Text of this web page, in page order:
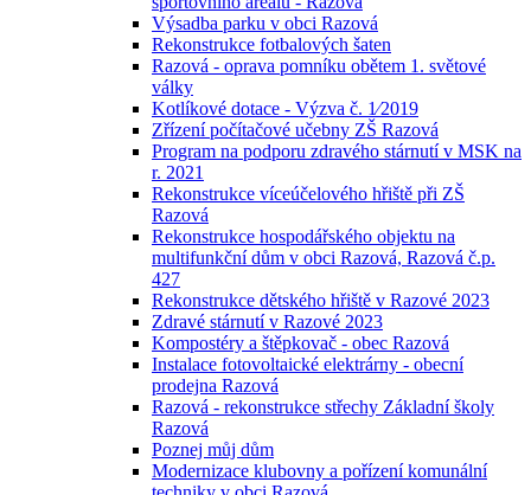
Výsadba parku v obci Razová
Rekonstrukce fotbalových šaten
Razová - oprava pomníku obětem 1. světové
války
Kotlíkové dotace - Výzva č. 1⁄2019
Zřízení počítačové učebny ZŠ Razová
Program na podporu zdravého stárnutí v MSK na
r. 2021
Rekonstrukce víceúčelového hřiště při ZŠ
Razová
Rekonstrukce hospodářského objektu na
multifunkční dům v obci Razová, Razová č.p.
427
Rekonstrukce dětského hřiště v Razové 2023
Zdravé stárnutí v Razové 2023
Kompostéry a štěpkovač - obec Razová
Instalace fotovoltaické elektrárny - obecní
prodejna Razová
Razová - rekonstrukce střechy Základní školy
Razová
Poznej můj dům
Modernizace klubovny a pořízení komunální